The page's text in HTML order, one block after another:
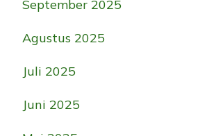
September 2025
Agustus 2025
Juli 2025
Juni 2025